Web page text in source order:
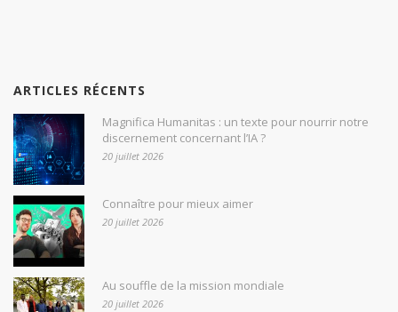
ARTICLES RÉCENTS
Magnifica Humanitas : un texte pour nourrir notre
discernement concernant l’IA ?
20 juillet 2026
Connaître pour mieux aimer
20 juillet 2026
Au souffle de la mission mondiale
20 juillet 2026